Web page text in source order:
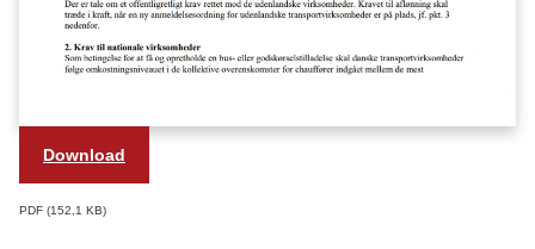
Download
PDF 152,1 KB